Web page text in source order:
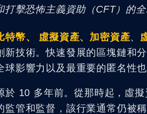
打擊恐怖主義資助（CFT）的全
特幣、 虛擬資產、加密資產、
新技術。快速發展的區塊鏈和
球影響力以及最重要的匿名性
於 10 多年前。從那時起，虛
監管和監督，該行業通常仍被稱